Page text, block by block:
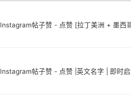
Instagram帖子赞 - 点赞 [拉丁美洲 + 墨西
Instagram帖子赞 - 点赞 |英文名字 | 即时